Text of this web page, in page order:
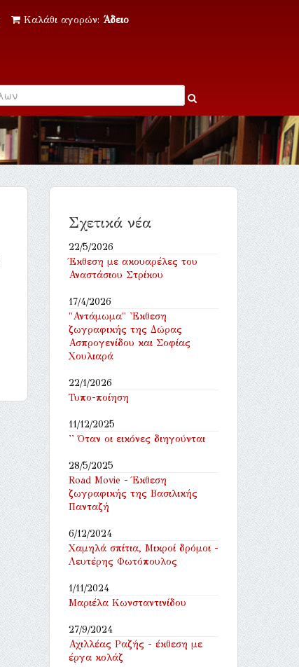
Καλάθι αγορών: Άδειο
Σχετικά νέα
22/5/2026
Έκθεση με ακουαρέλες του
Αναστάσιου Στρίκου
17/4/2026
"Αντάμωμα" 'Εκθεση
ζωγραφικής της Δώρας
Ασπρογενίδου και Σοφίας
Χουλιαρά
22/1/2026
Τυπο-ποίηση
11/12/2025
'' Όταν οι εικόνες διηγούνται
28/5/2025
Road Movie - Έκθεση
ζωγραφικής της Βασιλικής
Πανταζή
6/12/2024
Χαμηλά σπίτια, Μικροί δρόμοι -
Λευτέρης Φωτόπουλος
1/11/2024
Μαριέλα Κωνσταντινίδου
27/9/2024
Αχιλλέας Ραζής - έκθεση με
έργα κολάζ